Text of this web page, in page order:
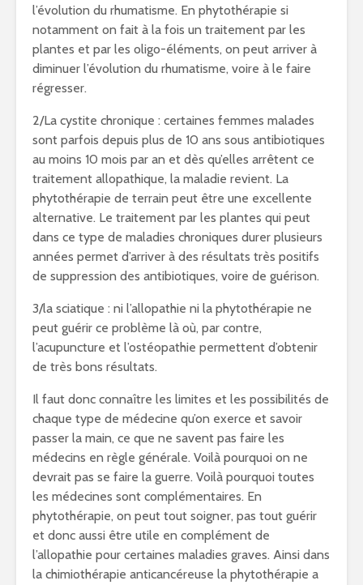
l’évolution du rhumatisme. En phytothérapie si
notamment on fait à la fois un traitement par les
plantes et par les oligo-éléments, on peut arriver à
diminuer l’évolution du rhumatisme, voire à le faire
régresser.
2/La cystite chronique : certaines femmes malades
sont parfois depuis plus de 10 ans sous antibiotiques
au moins 10 mois par an et dès qu’elles arrêtent ce
traitement allopathique, la maladie revient. La
phytothérapie de terrain peut être une excellente
alternative. Le traitement par les plantes qui peut
dans ce type de maladies chroniques durer plusieurs
années permet d’arriver à des résultats très positifs
de suppression des antibiotiques, voire de guérison.
3/la sciatique : ni l’allopathie ni la phytothérapie ne
peut guérir ce problème là où, par contre,
l’acupuncture et l’ostéopathie permettent d’obtenir
de très bons résultats.
Il faut donc connaître les limites et les possibilités de
chaque type de médecine qu’on exerce et savoir
passer la main, ce que ne savent pas faire les
médecins en règle générale. Voilà pourquoi on ne
devrait pas se faire la guerre. Voilà pourquoi toutes
les médecines sont complémentaires. En
phytothérapie, on peut tout soigner, pas tout guérir
et donc aussi être utile en complément de
l’allopathie pour certaines maladies graves. Ainsi dans
la chimiothérapie anticancéreuse la phytothérapie a